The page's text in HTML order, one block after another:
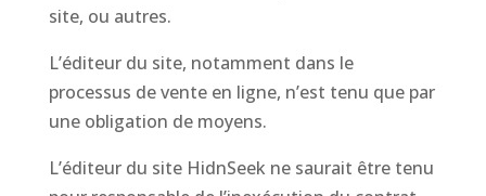
site, ou autres.
L’éditeur du site, notamment dans le
processus de vente en ligne, n’est tenu que par
une obligation de moyens.
L’éditeur du site HidnSeek ne saurait être tenu